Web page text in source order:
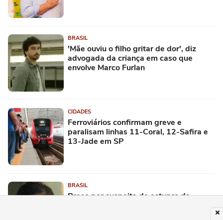
BRASIL
'Mãe ouviu o filho gritar de dor', diz
advogada da criança em caso que
envolve Marco Furlan
CIDADES
Ferroviários confirmam greve e
paralisam linhas 11-Coral, 12-Safira e
13-Jade em SP
BRASIL
Preso por suspeita de estupro de